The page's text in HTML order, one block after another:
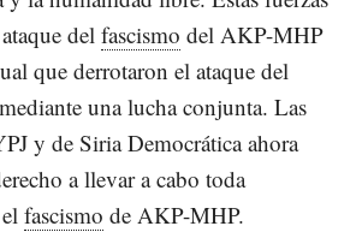
del fascismo del AKP-MHP
que derrotaron el ataque del
una lucha conjunta. Las
y de Siria Democrática ahora
a llevar a cabo toda
fascismo de AKP-MHP.